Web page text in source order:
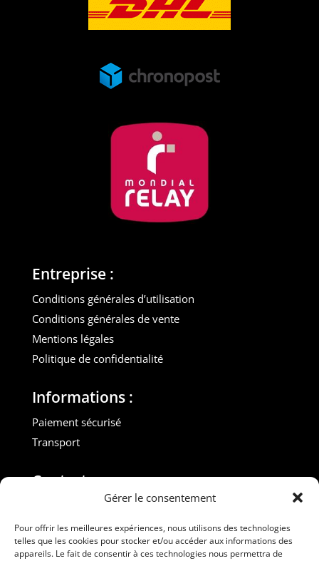
Gérer le consentement
Pour offrir les meilleures expériences, nous utilisons des technologies
telles que les cookies pour stocker et/ou accéder aux informations des
appareils. Le fait de consentir à ces technologies nous permettra de
Entreprise :
Conditions générales d’utilisation
Conditions générales de vente
Mentions légales
Politique de confidentialité
Informations :
Paiement sécurisé
Transport
Contact :
M. Gilles ROUVEYROL
Tél. : +33(0)6 07 72 40 47
dansdebeauxdraps@gmail.com